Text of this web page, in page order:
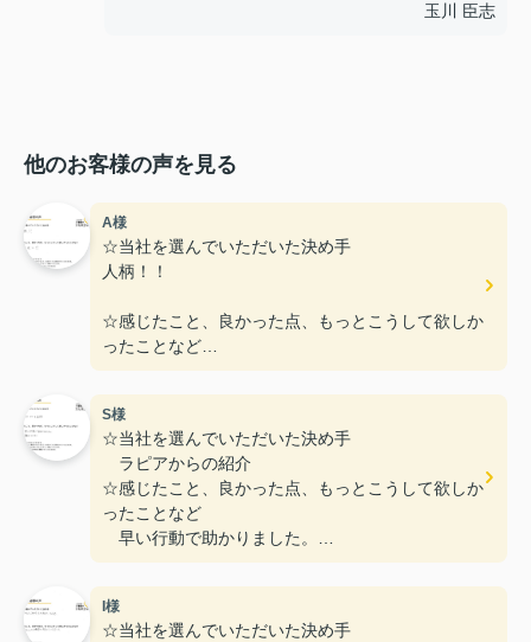
玉川 臣志
他のお客様の声を見る
A様
☆当社を選んでいただいた決め手
人柄！！
☆感じたこと、良かった点、もっとこうして欲しか
ったことなど
特に無し！！
S様
☆当社を選んでいただいた決め手
ラピアからの紹介
☆感じたこと、良かった点、もっとこうして欲しか
ったことなど
早い行動で助かりました。
親切ていねい
I様
☆当社を選んでいただいた決め手